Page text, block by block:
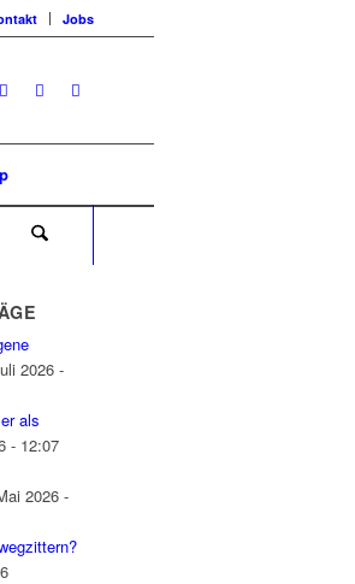
Jobs
2026 -
als
- 12:07
2026 -